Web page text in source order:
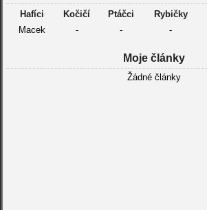
Hafíci Kočičí Ptáčci Rybičky
Macek
- - -
Moje články
Žádné články